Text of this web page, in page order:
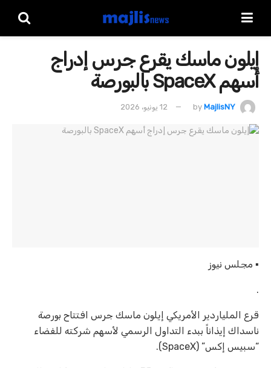
إيلون ماسك يقرع جرس إدراج
أسهم SpaceX بالبورصة
by MajlisNY 12 يونيو، 2026
▪︎ مجلس نيوز
.
قرع الملياردير الأمريكي إيلون ماسك جرس افتتاح بورصة
ناسداك إيذاناً ببدء التداول الرسمي لأسهم شركته للفضاء
“سبيس إكس” (SpaceX).